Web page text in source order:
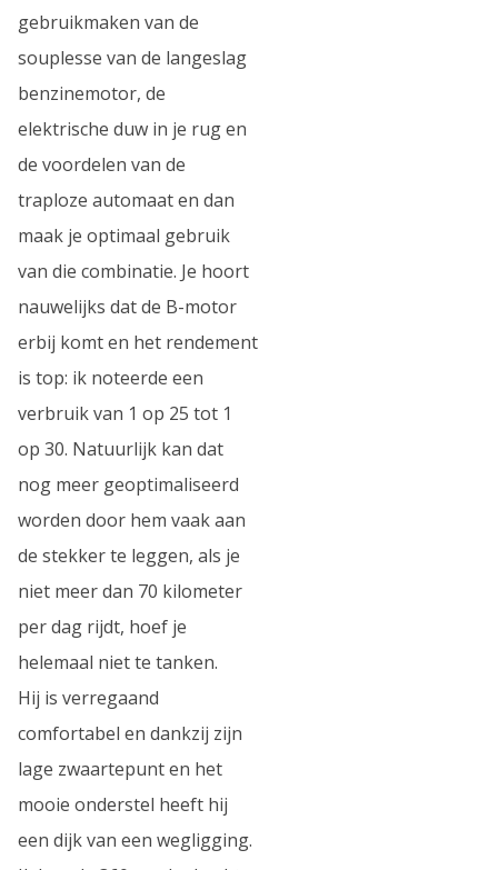
gebruikmaken van de
souplesse van de langeslag
benzinemotor, de
elektrische duw in je rug en
de voordelen van de
traploze automaat en dan
maak je optimaal gebruik
van die combinatie. Je hoort
nauwelijks dat de B-motor
erbij komt en het rendement
is top: ik noteerde een
verbruik van 1 op 25 tot 1
op 30. Natuurlijk kan dat
nog meer geoptimaliseerd
worden door hem vaak aan
de stekker te leggen, als je
niet meer dan 70 kilometer
per dag rijdt, hoef je
helemaal niet te tanken.
Hij is verregaand
comfortabel en dankzij zijn
lage zwaartepunt en het
mooie onderstel heeft hij
een dijk van een wegligging.